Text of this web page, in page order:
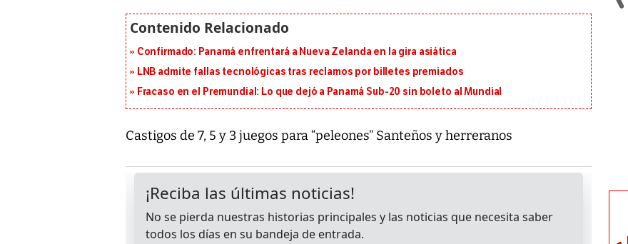
Confirmado: Panamá enfrentará a Nueva Zelanda en la gira asiática
LNB admite fallas tecnológicas tras reclamos por billetes premiados
Fracaso en el Premundial: Lo que dejó a Panamá Sub-20 sin boleto al Mundial
Castigos de 7, 5 y 3 juegos para “peleones” Santeños y herreranos
Un fuerte terremoto de magnitud
julio en la prefectura de Kumamoto,
al sur de Japón, provocando una
emergencia de gran